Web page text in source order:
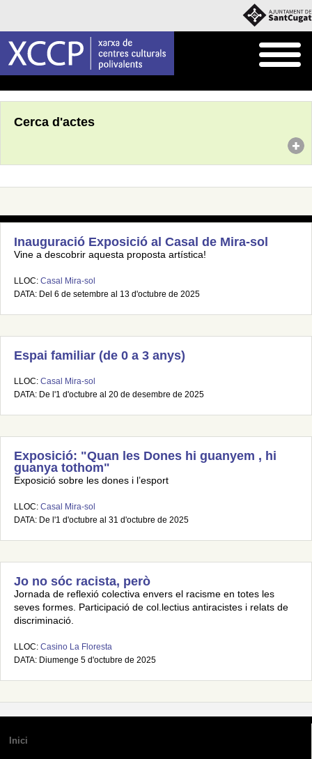
Cerca d'actes
Inauguració Exposició al Casal de Mira-sol
Vine a descobrir aquesta proposta artística!
LLOC: Casal Mira-sol
DATA: Del 6 de setembre al 13 d'octubre de 2025
Espai familiar (de 0 a 3 anys)
LLOC: Casal Mira-sol
DATA: De l'1 d'octubre al 20 de desembre de 2025
Exposició: "Quan les Dones hi guanyem , hi
guanya tothom"
Exposició sobre les dones i l’esport
LLOC: Casal Mira-sol
DATA: De l'1 d'octubre al 31 d'octubre de 2025
Jo no sóc racista, però
Jornada de reflexió colectiva envers el racisme en totes les
seves formes. Participació de col.lectius antiracistes i relats de
discriminació.
LLOC: Casino La Floresta
DATA: Diumenge 5 d'octubre de 2025
Inici